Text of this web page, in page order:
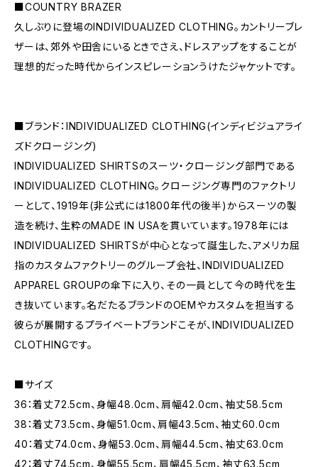
■COUNTRY BRAZER
久しぶりに登場のINDIVIDUALIZED CLOTHING。カントリーブレ
ザーは、郊外や田舎にいるときでさえ、ドレスアップをすることが
理想的だった時代からインスピレーションうけたジャケットです。
■ブランド：INDIVIDUALIZED CLOTHING(インディビジュアライ
ズドクロージング)
INDIVIDUALIZED SHIRTSのスーツ・クロージング部門である
INDIVIDUALIZED CLOTHING。クロージング専門のファクトリ
ーとして、1919年(非公式には1800年代の後半)からスーツの製
造を続け、生粋のMADE IN USAを貫いています。1978年には
INDIVIDUALIZED SHIRTSが中心となって誕生した、アメリカ屈
指のカスタムファクトリーのグループ会社、INDIVIDUALIZED
APPAREL GROUPの傘下に入り、その一員として今の時代を生
き抜いています。名だたるブランドのOEMやカスタムを担当する
彼らが展開するプライベートブランドこそが、INDIVIDUALIZED
CLOTHINGです。
■サイズ
36：着丈72.5cm、身幅48.0cm、肩幅42.0cm、袖丈58.5cm
38：着丈73.5cm、身幅51.0cm、肩幅43.5cm、袖丈60.0cm
40：着丈74.0cm、身幅53.0cm、肩幅44.5cm、袖丈63.0cm
42：着丈74.5cm、身幅55.5cm、肩幅45.5cm、袖丈63.5cm